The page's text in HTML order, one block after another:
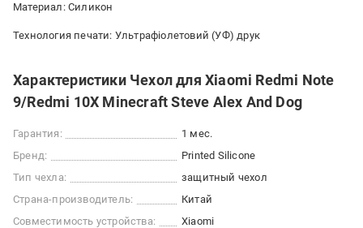
Материал: Силикон
Технология печати: Ультрафіолетовий (УФ) друк
Характеристики Чехол для Xiaomi Redmi Note
9/Redmi 10X Minecraft Steve Alex And Dog
Гарантия:
1 мес.
Бренд:
Printed Silicone
Тип чехла:
защитный чехол
Страна-производитель:
Китай
Совместимость устройства:
Xiaomi